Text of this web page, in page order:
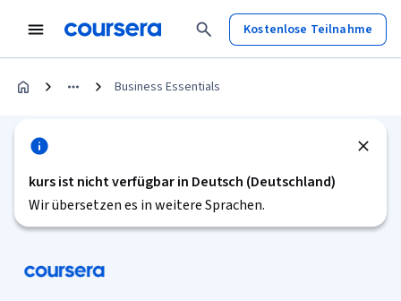
Kostenlose Teilnahme
Business Essentials
kurs ist nicht verfügbar in Deutsch (Deutschland)
Wir übersetzen es in weitere Sprachen.